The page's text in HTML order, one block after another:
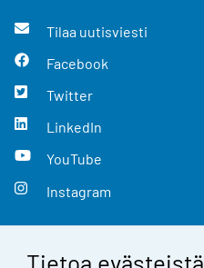
Tietoa evästeistä
Tilaa uutisviesti
Facebook
Twitter
LinkedIn
YouTube
Instagram